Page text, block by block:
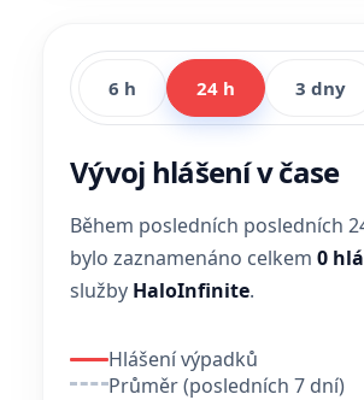
6 h 24 h 3 dny
Vývoj hlášení v čase
Během posledních posledních
bylo zaznamenáno celkem 0
služby HaloInfinite.
Hlášení výpadků
Průměr (posledních 7 dní)